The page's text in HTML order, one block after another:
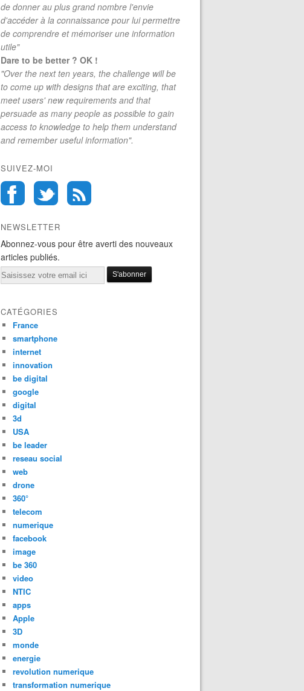
de donner au plus grand nombre l'envie
d'accéder à la connaissance pour lui permettre
de comprendre et mémoriser une information
utile"
Dare to be better ? OK !
"Over the next ten years, the challenge will be
to come up with designs that are exciting, that
meet users' new requirements and that
persuade as many people as possible to gain
access to knowledge to help them understand
and remember useful information".
SUIVEZ-MOI
NEWSLETTER
Abonnez-vous pour être averti des nouveaux
articles publiés.
Email
CATÉGORIES
France
smartphone
internet
innovation
be digital
google
digital
3d
USA
be leader
reseau social
web
drone
360°
telecom
numerique
facebook
image
be 360
video
NTIC
apps
Apple
3D
monde
energie
revolution numerique
transformation numerique